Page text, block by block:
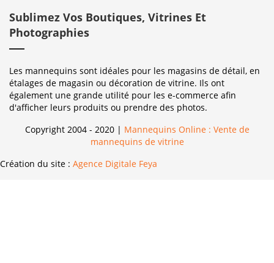
Sublimez Vos Boutiques, Vitrines Et
Photographies
Les mannequins sont idéales pour les magasins de détail, en
étalages de magasin ou décoration de vitrine. Ils ont
également une grande utilité pour les e-commerce afin
d'afficher leurs produits ou prendre des photos.
Copyright 2004 - 2020 | Mannequins Online : Vente de
mannequins de vitrine
Création du site : Agence Digitale Feya